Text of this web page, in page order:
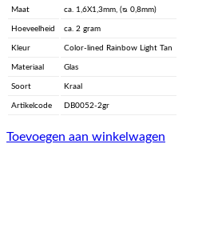
Maat ca. 1,6X1,3mm, (ᴓ 0,8mm)
Hoeveelheid ca. 2 gram
Kleur Color-lined Rainbow Light Tan
Materiaal Glas
Soort Kraal
Artikelcode DB0052-2gr
Toevoegen aan winkelwagen